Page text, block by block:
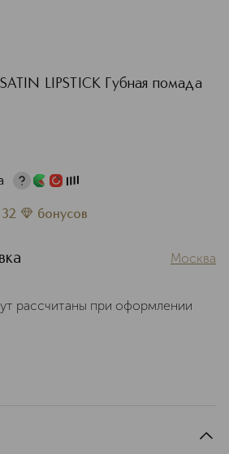
LIPSTICK Губная помада
32 бонусов
Москва
рассчитаны при оформлении